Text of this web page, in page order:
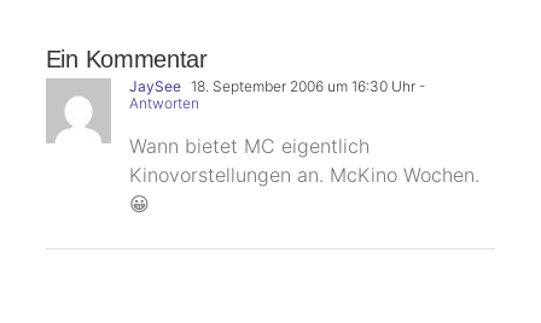
Ein Kommentar
JaySee 18. September 2006 um 16:30 Uhr-
Antworten
Wann bietet MC eigentlich
Kinovorstellungen an. McKino Wochen.
😀